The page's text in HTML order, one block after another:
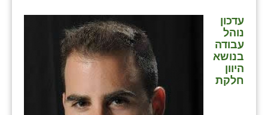
עדכון
נוהל
עבודה
בנושא
היוון
חלקת
כפר הרי״ף
כפר מישר
כפר מע״ש